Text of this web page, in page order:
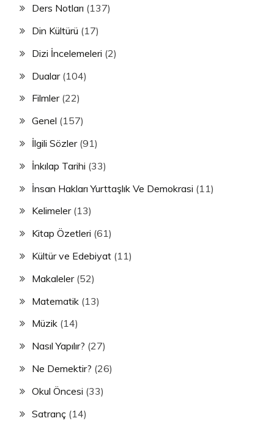
Ders Notları (137)
Din Kültürü (17)
Dizi İncelemeleri (2)
Dualar(104)
Filmler(22)
Genel (157)
İlgili Sözler(91)
İnkılap Tarihi (33)
İnsan Hakları Yurttaşlık Ve Demokrasi (11)
Kelimeler(13)
Kitap Özetleri (61)
Kültür ve Edebiyat (11)
Makaleler(52)
Matematik (13)
Müzik (14)
Nasıl Yapılır? (27)
Ne Demektir? (26)
Okul Öncesi (33)
Satranç (14)